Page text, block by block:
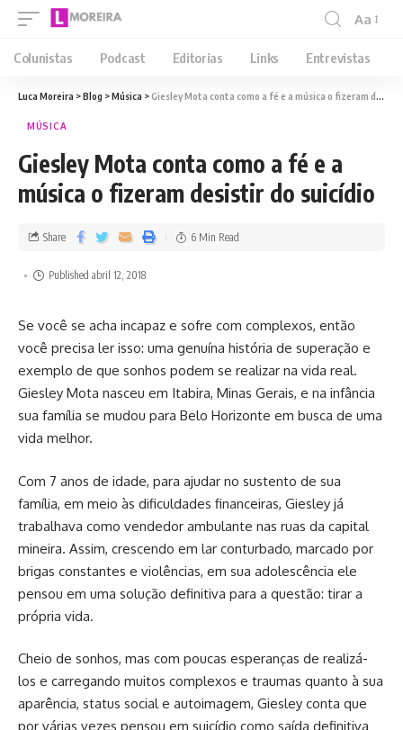
Aa
Colunistas Podcast Editorias Links Entrevistas
Luca Moreira >Blog >Música >Giesley Mota conta como a fé e a música o fizeram desistir do suicídio
MÚSICA
Giesley Mota conta como a fé e a
música o fizeram desistir do suicídio
Published abril 12, 2018
Share 6 Min Read
Se você se acha incapaz e sofre com complexos, então
você precisa ler isso: uma genuína história de superação e
exemplo de que sonhos podem se realizar na vida real.
Giesley Mota nasceu em Itabira, Minas Gerais, e na infância
sua família se mudou para Belo Horizonte em busca de uma
vida melhor.
Com 7 anos de idade, para ajudar no sustento de sua
família, em meio às dificuldades financeiras, Giesley já
trabalhava como vendedor ambulante nas ruas da capital
mineira. Assim, crescendo em lar conturbado, marcado por
brigas constantes e violências, em sua adolescência ele
pensou em uma solução definitiva para a questão: tirar a
própria vida.
Cheio de sonhos, mas com poucas esperanças de realizá-
los e carregando muitos complexos e traumas quanto à sua
aparência, status social e autoimagem, Giesley conta que
por várias vezes pensou em suicídio como saída definitiva